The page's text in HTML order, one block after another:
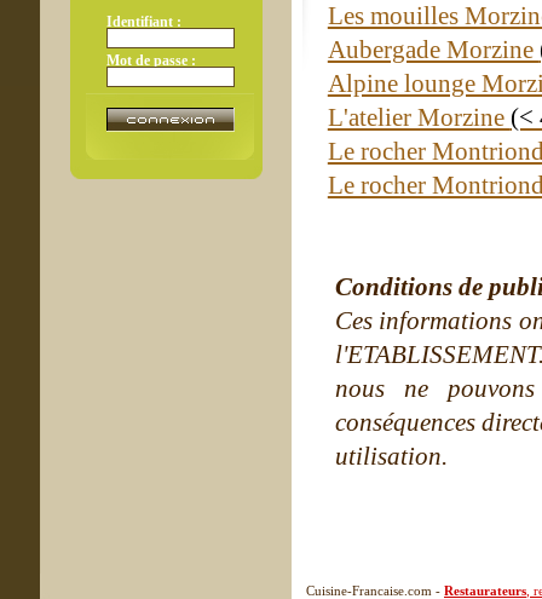
Identifiant :
Mot de passe :
Les mouilles
Aubergade Morzine
Alpine lounge
L'atelier Morzine (<
Le rocher
Le rocher
Conditions de
Ces informations
nous ne
conséquences
utilisation.
Cuisine-Francaise.com - Restaurateurs ,